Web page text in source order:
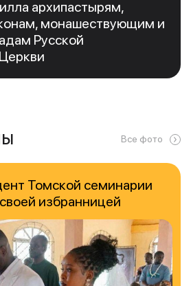
архипастырям,
монашествующим и
Русской
Все фото
Томской семинарии
избранницей